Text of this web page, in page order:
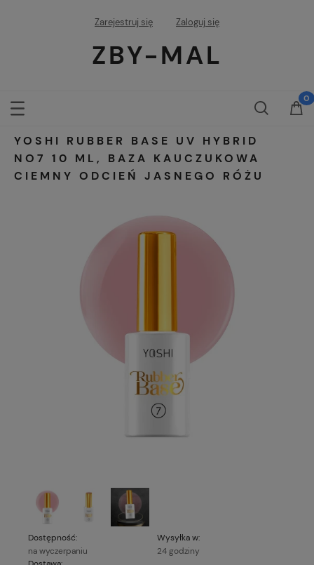
Zarejestruj się Zaloguj się
ZBY-MAL
YOSHI RUBBER BASE UV HYBRID
NO7 10 ML, BAZA KAUCZUKOWA
CIEMNY ODCIEŃ JASNEGO RÓŻU
Dostępność:
na wyczerpaniu
Wysyłka w:
24 godziny